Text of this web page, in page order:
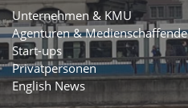
Unternehmen & KMU
Agenturen & Medienschaffende
Start-ups
Privatpersonen
English News